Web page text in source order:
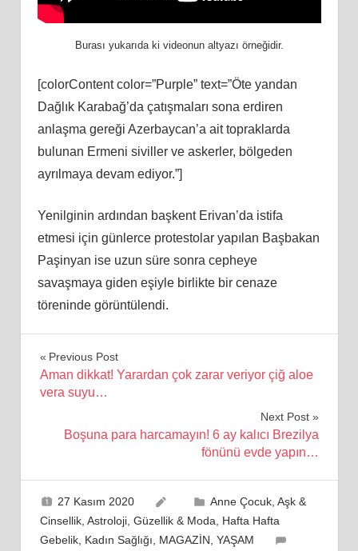
Burası yukarıda ki videonun altyazı örneğidir.
[colorContent color=”Purple” text=”Öte yandan
Dağlık Karabağ’da çatışmaları sona erdiren
anlaşma gereği Azerbaycan’a ait topraklarda
bulunan Ermeni siviller ve askerler, bölgeden
ayrılmaya devam ediyor.”]
Yenilginin ardından başkent Erivan’da istifa
etmesi için günlerce protestolar yapılan Başbakan
Paşinyan ise uzun süre sonra cepheye
savaşmaya giden eşiyle birlikte bir cenaze
töreninde görüntülendi.
Yazı
gezinmesi
Previous Post
Aman dikkat! Yarardan çok zarar veriyor çiğ aloe
vera suyu…
Next Post
Boşuna para harcamayın! 6 ay kalıcı Brezilya
fönünü evde yapın…
27 Kasım 2020 Anne Çocuk ,Aşk &
Cinsellik, Astroloji, Güzellik & Moda
Hafta Hafta
Gebelik, Kadın Sağlığı MAGAZİN YAŞAM